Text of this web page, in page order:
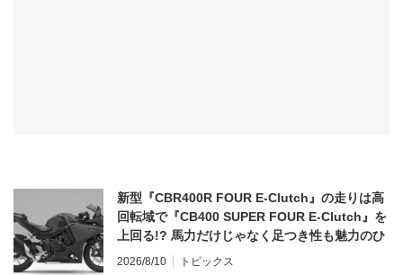
新型『CBR400R FOUR E-Clutch』の走りは高
回転域で『CB400 SUPER FOUR E-Clutch』を
上回る!? 馬力だけじゃなく足つき性も魅力のひ
とつ！
2026/8/10 トピックス